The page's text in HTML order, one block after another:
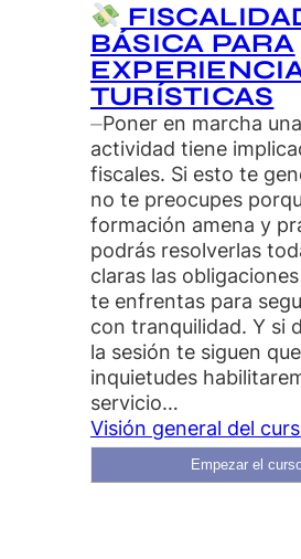
BÁSICA PARA
TURÍSTICAS
⏤Poner en marcha
actividad tiene
fiscales. Si esto te
no te preocupes
formación amena y
podrás resolverlas
claras las
te enfrentas para
con tranquilidad. Y si
la sesión te siguen
inquietudes
servicio…
Visión general del
Empezar el